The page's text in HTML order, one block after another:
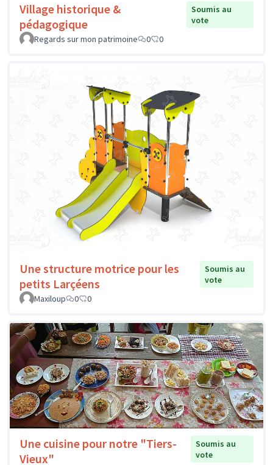
Village historique &
pédagogique
Soumis au
vote
Regards sur mon patrimoine
0 0
Une structure motrice pour les
petits Larçéens
Soumis au
vote
Maxiloup
0 0
Une cuisine pour notre "Tiers-
Vieux"
Soumis au
vote